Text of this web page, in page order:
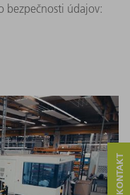
bezpečnosti údajov: